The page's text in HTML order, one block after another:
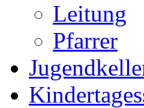
Leitung
Pfarrer